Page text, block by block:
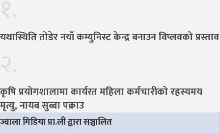
यथास्थिति तोडेर नयाँ कम्युनिस्ट केन्द्र बनाउन विप्लवको प्रस्ताव
कृषि प्रयोगशालामा कार्यरत महिला कर्मचारीको रहस्यमय
मृत्यु, नायब सुब्बा पक्राउ
ज्वाला मिडिया प्रा.ली द्वारा सञ्चालित